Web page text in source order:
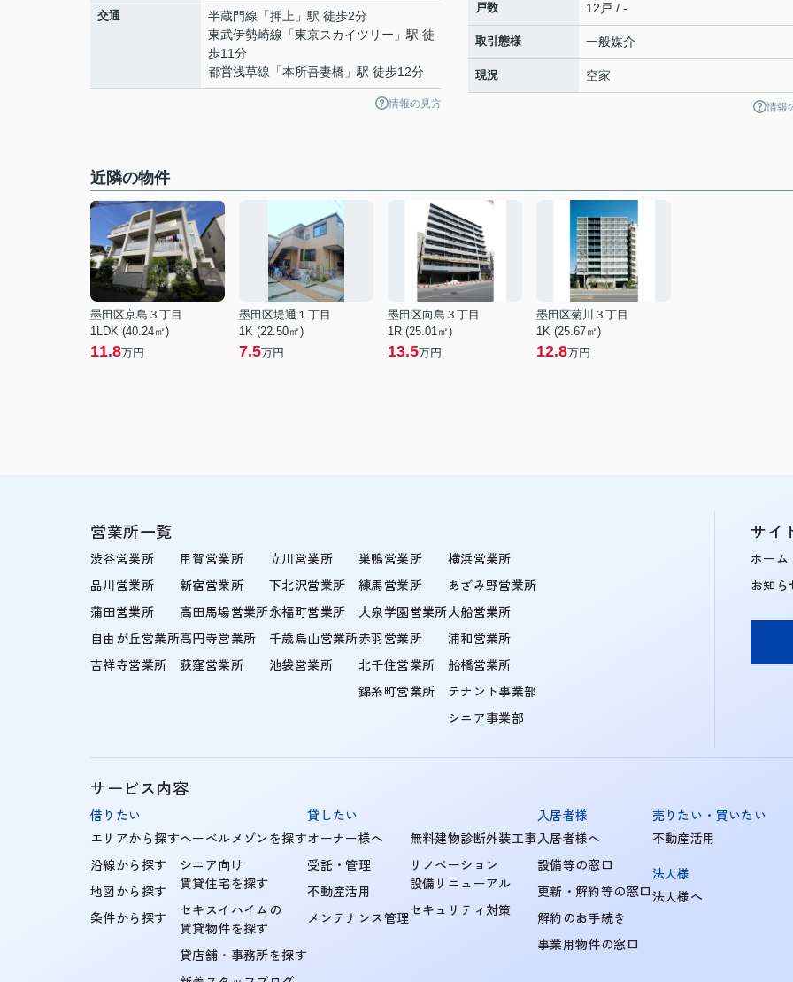
交通 半蔵門線 「押上 」駅 徒歩2分
東武伊勢崎線 「東京スカイツリー 」駅 徒
歩11分
都営浅草線 「本所吾妻橋 」駅 徒歩12分
情報の見方
戸数 12戸 / -
取引態様 一般媒介
現況 空家
情報
近隣の物件
墨田区京島３丁目
1LDK (40.24㎡)
11.8万円
墨田区堤通１丁目
1K (22.50㎡)
7.5万円
墨田区向島３丁目
1R (25.01㎡)
13.5万円
墨田区菊川３丁目
1K (25.67㎡)
12.8万円
営業所一覧
渋谷営業所
品川営業所
蒲田営業所
自由が丘営業所
吉祥寺営業所
用賀営業所
新宿営業所
高田馬場営業所
高円寺営業所
荻窪営業所
立川営業所
下北沢営業所
永福町営業所
千歳烏山営業所
池袋営業所
巣鴨営業所
練馬営業所
大泉学園営業所
赤羽営業所
北千住営業所
錦糸町営業所
横浜営業所
あざみ野営業所
大船営業所
浦和営業所
船橋営業所
テナント事業部
シニア事業部
サイ
ホーム
お知ら
サービス内容
借りたい
エリアから探す
沿線から探す
地図から探す
条件から探す
ヘーベルメゾンを探す
シニア向け
賃貸住宅を探す
セキスイハイムの
賃貸物件を探す
貸店舗・事務所を探す
貸したい
オーナー様へ
受託・管理
不動産活用
メンテナンス管理
無料建物診断外装工事
リノベーション
設備リニューアル
セキュリティ対策
入居者様
入居者様へ
設備等の窓口
更新・解約等の窓口
解約のお手続き
事業用物件の窓口
売りたい・買いたい
不動産活用
法人様
法人様へ